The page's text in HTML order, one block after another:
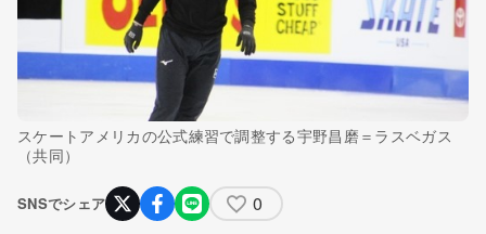
スケートアメリカの公式練習で調整する宇野昌磨＝ラスベガス
（共同）
SNSでシェア 0